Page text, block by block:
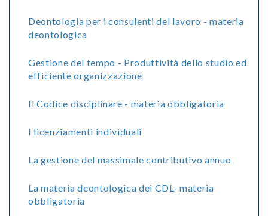
Deontologia per i consulenti del lavoro - materia
deontologica
Gestione del tempo - Produttività dello studio ed
efficiente organizzazione
Il Codice disciplinare - materia obbligatoria
I licenziamenti individuali
La gestione del massimale contributivo annuo
La materia deontologica dei CDL- materia
obbligatoria